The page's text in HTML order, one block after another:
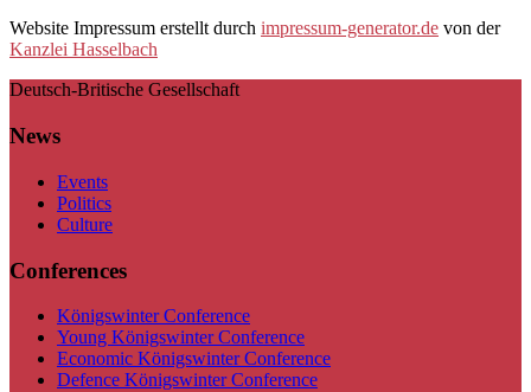
Website Impressum erstellt durch impressum-generator.de von der
Kanzlei Hasselbach
Deutsch-Britische Gesellschaft
News
Events
Politics
Culture
Conferences
Königswinter Conference
Young Königswinter Conference
Economic Königswinter Conference
Defence Königswinter Conference